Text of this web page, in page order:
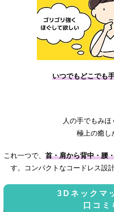
いつでもどこでも
人の手でもみ
極上の癒し
これ一つで、 首・肩から背中・腰
す。コンパクトなコードレス設
3Dネックマ
口コミ